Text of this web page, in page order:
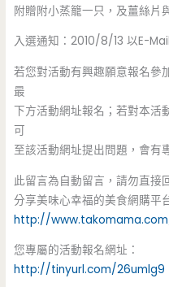
附贈附小蒸籠一只，及薑絲片
入選通知：2010/8/13 以E-
若您對活動有興趣願意報名參
最
下方活動網址報名；若對本活
可
至該活動網址提出問題，會有
此留言為自動留言，請勿直接
分享美味心幸福的美食網購平
http://
您專屬的活動報名網址：
http://tinyurl.com/26umlg9